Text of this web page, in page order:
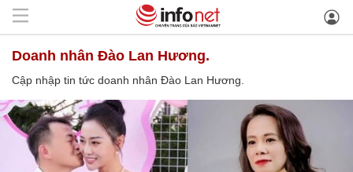
doanh nhân Đào Lan Hương.
Cập nhập tin tức doanh nhân Đào Lan Hương.